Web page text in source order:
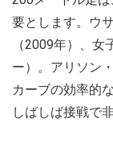
要とします。ウ
（2009年）、
ー）。アリソン
カーブの効率的
しばしば接戦で